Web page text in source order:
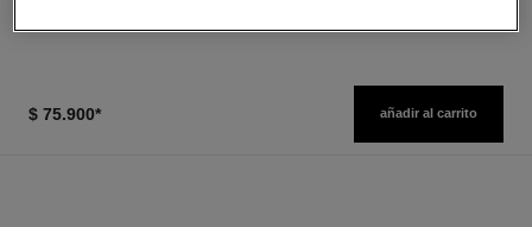
$ 75.900* añadir al carrito